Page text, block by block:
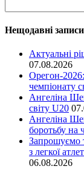
Нещодавні записи
Актуальні
07.08.2026
Орегон-2026:
чемпіонату
Ангеліна
світу U20
Ангеліна
боротьбу на
Запрошуємо
з легкої
06.08.2026